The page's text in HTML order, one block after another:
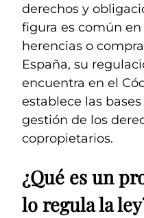
derechos y
figura es común
herencias o
España, su
encuentra en el
establece las
gestión de los
copropietarios.
¿Qué es un
lo regula la